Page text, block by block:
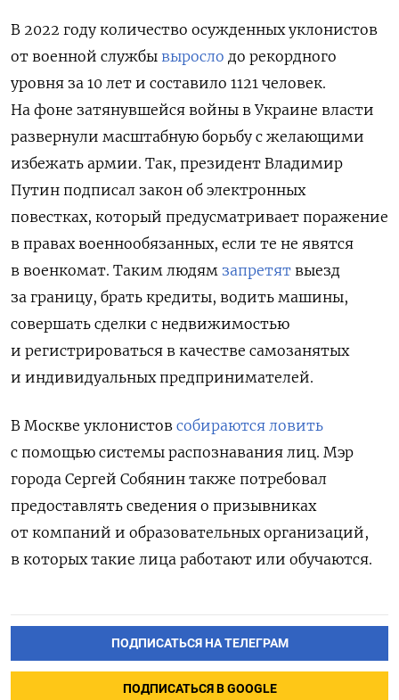
В 2022 году количество осужденных уклонистов
от военной службы выросло до рекордного
уровня за 10 лет и составило 1121 человек.
На фоне затянувшейся войны в Украине власти
развернули масштабную борьбу с желающими
избежать армии. Так, президент Владимир
Путин подписал закон об электронных
повестках, который предусматривает поражение
в правах военнообязанных, если те не явятся
в военкомат. Таким людям запретят выезд
за границу, брать кредиты, водить машины,
совершать сделки с недвижимостью
и регистрироваться в качестве самозанятых
и индивидуальных предпринимателей.
В Москве уклонистов собираются ловить
с помощью системы распознавания лиц. Мэр
города Сергей Собянин также потребовал
предоставлять сведения о призывниках
от компаний и образовательных организаций,
в которых такие лица работают или обучаются.
ПОДПИСАТЬСЯ НА ТЕЛЕГРАМ
ПОДПИСАТЬСЯ В GOOGLE